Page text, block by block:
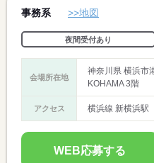
事務系 >>地図
夜間受付あり
会場所在地
神奈川県 横浜市
KOHAMA 3階
アクセス 横浜線 新横浜駅
WEB応募する